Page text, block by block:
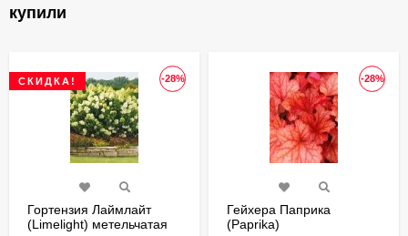
купили
-28%
СКИДКА!
Гортензия Лаймлайт
(Limelight) метельчатая
-28%
Гейхера Паприка
(Paprika)